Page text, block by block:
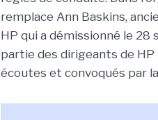
remplace Ann Baskins,
HP qui a démissionné le
partie des dirigeants de HP
écoutes et convoqués par